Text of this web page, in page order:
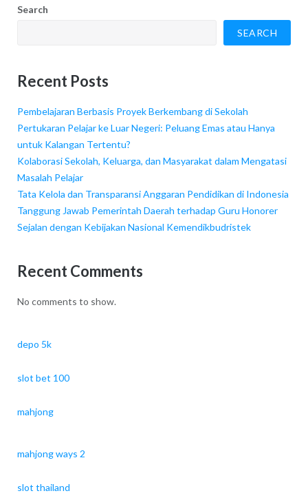
Search
SEARCH
Recent Posts
Pembelajaran Berbasis Proyek Berkembang di Sekolah
Pertukaran Pelajar ke Luar Negeri: Peluang Emas atau Hanya
untuk Kalangan Tertentu?
Kolaborasi Sekolah, Keluarga, dan Masyarakat dalam Mengatasi
Masalah Pelajar
Tata Kelola dan Transparansi Anggaran Pendidikan di Indonesia
Tanggung Jawab Pemerintah Daerah terhadap Guru Honorer
Sejalan dengan Kebijakan Nasional Kemendikbudristek
Recent Comments
No comments to show.
depo 5k
slot bet 100
mahjong
mahjong ways 2
slot thailand